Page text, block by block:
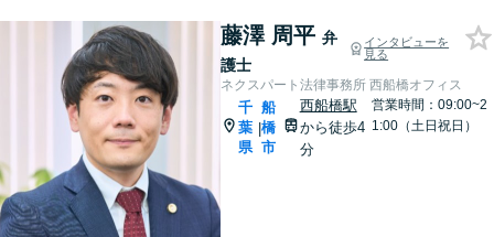
藤澤 周平 弁
護士
インタビューを
見る
ネクスパート法律事務所 西船橋オフィス
千
葉
県
|
船
橋
市
西船橋駅
から徒歩4
分
営業時間：09:00~2
1:00（土日祝日）